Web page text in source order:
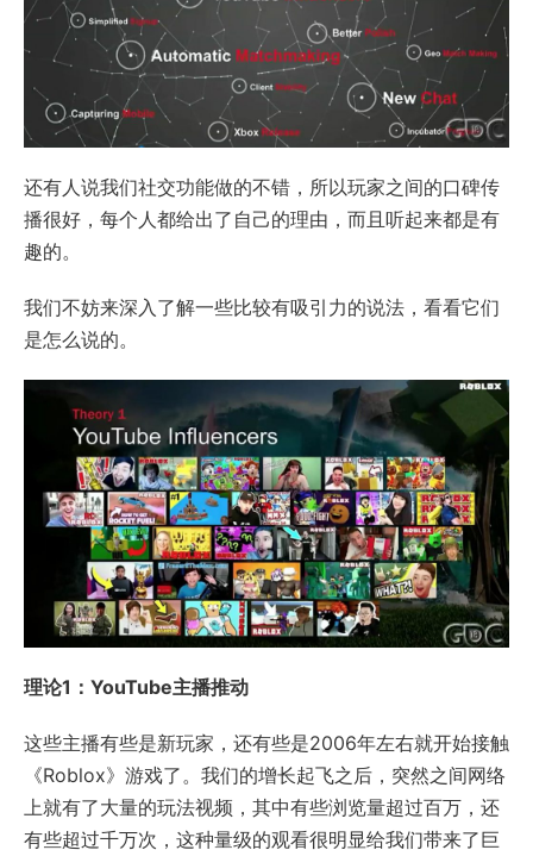
还有人说我们社交功能做的不错，所以玩家之间的口碑传
播很好，每个人都给出了自己的理由，而且听起来都是有
趣的。
我们不妨来深入了解一些比较有吸引力的说法，看看它们
是怎么说的。
理论1：YouTube主播推动
这些主播有些是新玩家，还有些是2006年左右就开始接触
《Roblox》游戏了。我们的增长起飞之后，突然之间网络
上就有了大量的玩法视频，其中有些浏览量超过百万，还
有些超过千万次，这种量级的观看很明显给我们带来了巨